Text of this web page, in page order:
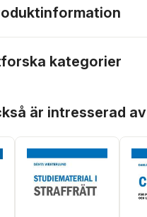
kategorier
är intresserad av